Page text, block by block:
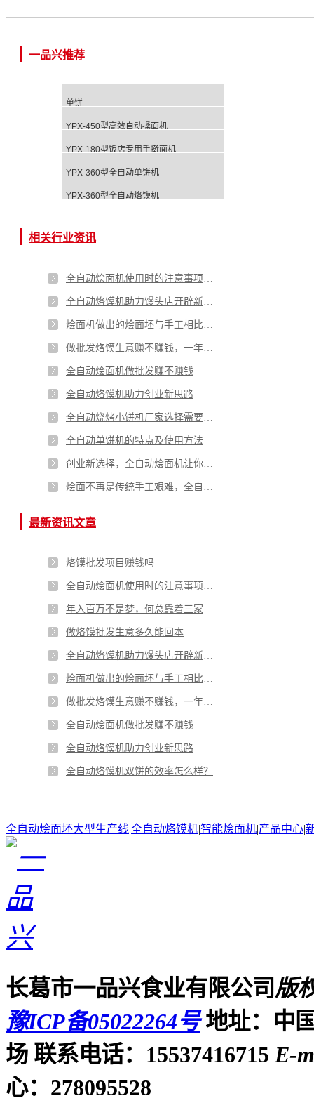
一品兴推荐
单饼
YPX-450型高效自动揉面机
YPX-180型饭店专用手擀面机
YPX-360型全自动单饼机
YPX-360型全自动烙馍机
相关行业资讯
全自动烩面机做批发赚不赚钱
全自动烙馍机助力创业新思路
全自动单饼机的特点及使用方法
最新资讯文章
烙馍批发项目赚钱吗
全自动烩面机使用时的注意事项有哪些
年入百万不是梦，何总靠着三家烙馍批发门店实现致富梦
做烙馍批发生意多久能回本
全自动烙馍机助力馒头店开辟新思路
烩面机做出的烩面坯与手工相比有哪些优劣势
做批发烙馍生意赚不赚钱，一年能赚多少钱
全自动烩面机做批发赚不赚钱
全自动烙馍机助力创业新思路
全自动烙馍机双饼的效率怎么样？
全自动烩面坯大型生产线|全自动烙馍机|智能烩面机|产品中心|
长葛市一品兴食业有限公司版
豫ICP备05022264号 地址：中
场 联系电话：15537416715 E-
心：278095528